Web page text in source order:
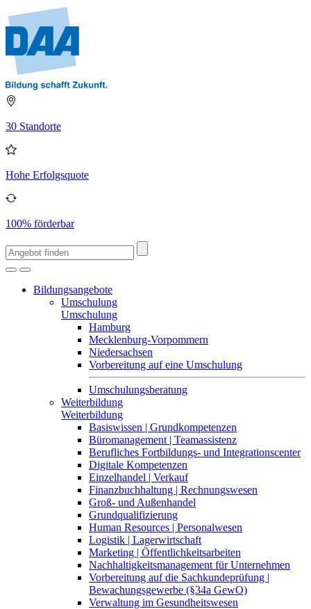
30 Standorte
Hohe Erfolgsquote
100% förderbar
Bildungsangebote
Umschulung
Umschulung
Hamburg
Mecklenburg-Vorpommern
Niedersachsen
Vorbereitung auf eine Umschulung
Umschulungsberatung
Weiterbildung
Weiterbildung
Basiswissen | Grundkompetenzen
Büromanagement | Teamassistenz
Berufliches Fortbildungs- und Integrationscenter
Digitale Kompetenzen
Einzelhandel | Verkauf
Finanzbuchhaltung | Rechnungswesen
Groß- und Außenhandel
Grundqualifizierung
Human Resources | Personalwesen
Logistik | Lagerwirtschaft
Marketing | Öffentlichkeitsarbeiten
Nachhaltigkeitsmanagement für Unternehmen
Vorbereitung auf die Sachkundeprüfung |
Bewachungsgewerbe (§34a GewO)
Verwaltung im Gesundheitswesen